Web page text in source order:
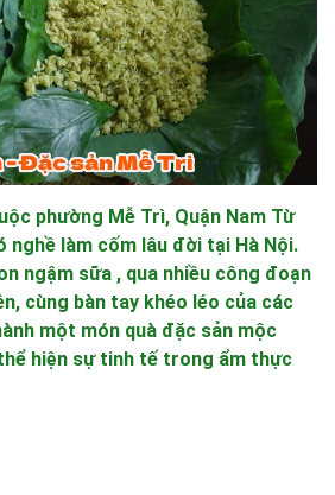
phường Mễ Trì, Quận Nam Từ
nghề làm cốm lâu đời tại Hà Nội.
ngậm sữa , qua nhiều công đoạn
cùng bàn tay khéo léo của các
một món quà đặc sản mộc
hiện sự tinh tế trong ẩm thực